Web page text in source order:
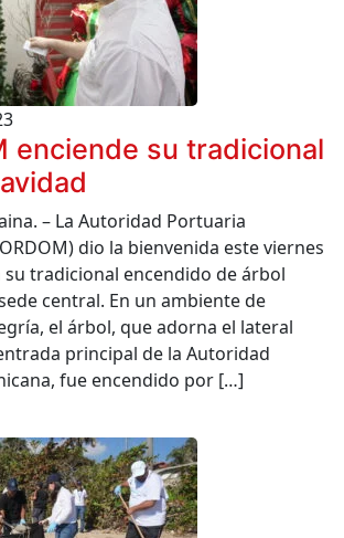
enciende su tradicional
– La Autoridad Portuaria
dio la bienvenida este viernes
su tradicional encendido de árbol
central. En un ambiente de
el árbol, que adorna el lateral
principal de la Autoridad
fue encendido por […]